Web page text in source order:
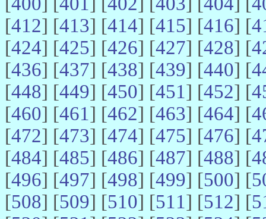
[412] [413] [414] [415] [416] [
[424] [425] [426] [427] [428] [
[436] [437] [438] [439] [440] [
[448] [449] [450] [451] [452] [
[460] [461] [462] [463] [464] [
[472] [473] [474] [475] [476] [
[484] [485] [486] [487] [488] [
[496] [497] [498] [499] [500] [
[508] [509] [510] [511] [512] [